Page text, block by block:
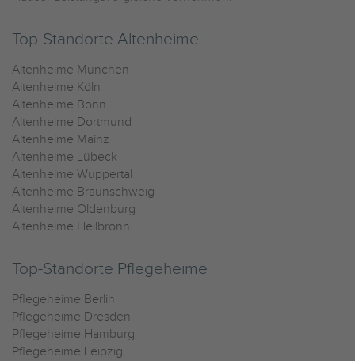
Top-Standorte Altenheime
Altenheime München
Altenheime Köln
Altenheime Bonn
Altenheime Dortmund
Altenheime Mainz
Altenheime Lübeck
Altenheime Wuppertal
Altenheime Braunschweig
Altenheime Oldenburg
Altenheime Heilbronn
Top-Standorte Pflegeheime
Pflegeheime Berlin
Pflegeheime Dresden
Pflegeheime Hamburg
Pflegeheime Leipzig